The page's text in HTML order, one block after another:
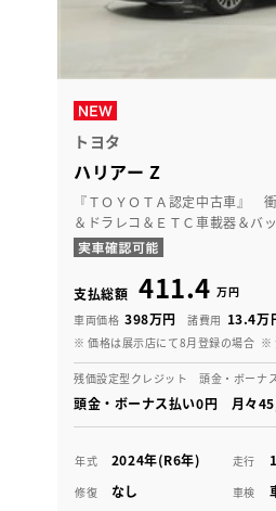
トヨタ
ハリアー Z
『ＴＯＹＯＴＡ認定中古車』
＆ドラレコ＆ＥＴＣ車載器＆バ
支払総額 411.4 万円
車両価格 398万円 諸費用 13.4万
※ 価格は展示店にて8月登録の場合 ※
残価設定型クレジット 頭金・ボーナ
頭金・ボーナス払い0円 月々
年式 2024年(R6年) 走行
修復 なし 車検